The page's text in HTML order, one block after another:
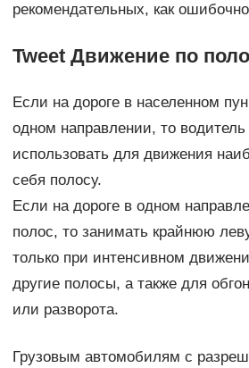
рекомендательных, как
Tweet Движение по
Если на дороге в населенном
одном направлении, то
использовать для движения
себя полосу.
Если на дороге в одном
полос, то занимать крайнюю
только при интенсивном
другие полосы, а также для
или разворота.
Грузовым автомобилям с